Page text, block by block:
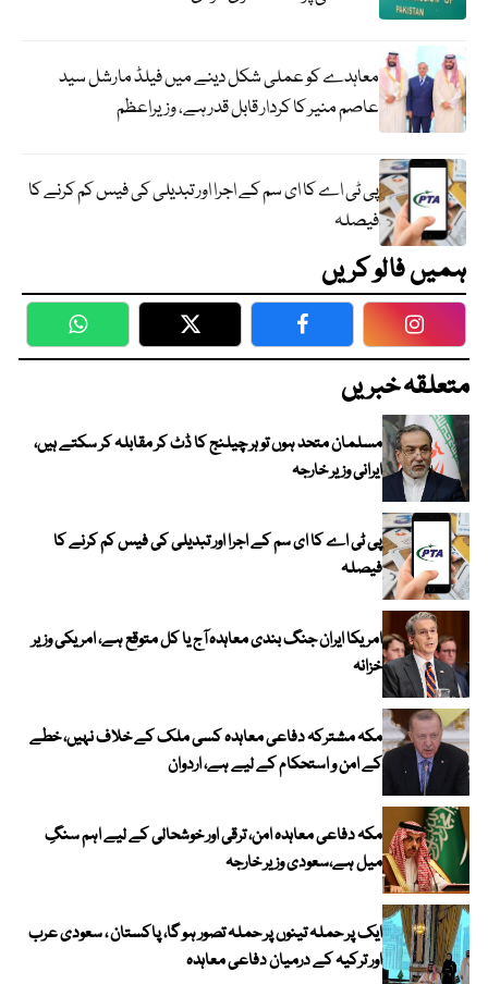
معاہدے کو عملی شکل دینے میں فیلڈ مارشل سید
عاصم منیر کا کردار قابل قدر ہے، وزیراعظم
پی ٹی اے کا ای سم کے اجرا اور تبدیلی کی فیس کم کرنے کا
فیصلہ
ہمیں فالو کریں
WhatsApp Twitter Facebook
متعلقہ خبریں
مسلمان متحد ہوں تو ہر چیلنج کا ڈٹ کر مقابلہ کر سکتے ہیں،
ایرانی وزیر خارجہ
پی ٹی اے کا ای سم کے اجرا اور تبدیلی کی فیس کم کرنے کا
فیصلہ
امریکا ایران جنگ بندی معاہدہ آج یا کل متوقع ہے، امریکی وزیر
خزانہ
مکہ مشترکہ دفاعی معاہدہ کسی ملک کے خلاف نہیں، خطے
کے امن و استحکام کے لیے ہے، اردوان
مکہ دفاعی معاہدہ امن، ترقی اور خوشحالی کے لیے اہم سنگِ
میل ہے،سعودی وزیر خارجہ
ایک پر حملہ تینوں پر حملہ تصور ہو گا، پاکستان ، سعودی عرب
اور ترکیہ کے درمیان دفاعی معاہدہ